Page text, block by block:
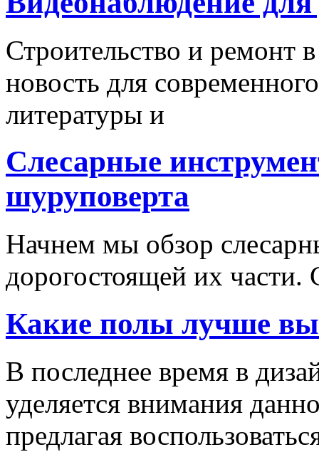
Строительство и ремонт
новость для
литературы и
Слесарные
шуруповерта
Начнем мы обзор
дорогостоящей их части.
Какие полы лучше
В последнее время в
уделяется внимания
предлагая